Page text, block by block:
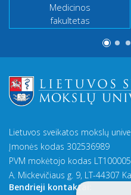
Medicinos
fakultetas
Lietuvos sveikatos mokslų
Įmonės kodas 302536989
PVM mokėtojo kodas
A. Mickevičiaus g. 9, LT-44307
Bendrieji kontaktai: